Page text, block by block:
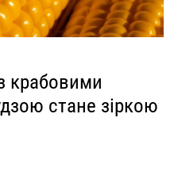
крабовими
стане зіркою